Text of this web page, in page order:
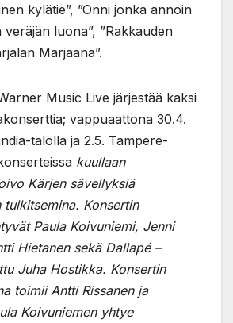
kylätie”, ”Onni jonka annoin
veräjän luona”, ”Rakkauden
Marjaana”.
Music Live järjestää kaksi
vappuaattona 30.4.
talolla ja 2.5. Tampere-
kuullaan
Kärjen sävellyksiä
tulkitsemina. Konsertin
Paula Koivuniemi, Jenni
Hietanen sekä Dallapé –
Juha Hostikka. Konsertin
toimii Antti Rissanen ja
Koivuniemen yhtye